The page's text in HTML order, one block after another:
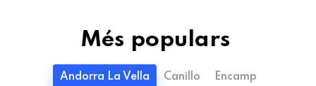
Més populars
Andorra La Vella Canillo Encamp